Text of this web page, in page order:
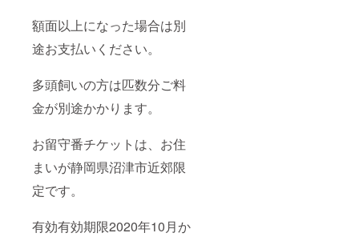
額面以上になった場合は別
途お支払いください。
多頭飼いの方は匹数分ご料
金が別途かかります。
お留守番チケットは、お住
まいが静岡県沼津市近郊限
定です。
有効有効期限2020年10月か